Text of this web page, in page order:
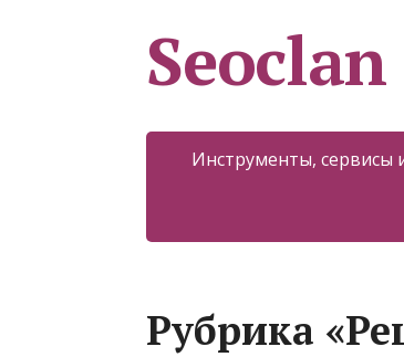
Seoclan
Инструменты, сервисы
Рубрика